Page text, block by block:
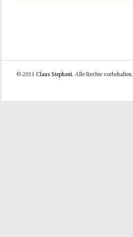
© 2011 Claus Stephani. Alle Rechte vorbehalten.